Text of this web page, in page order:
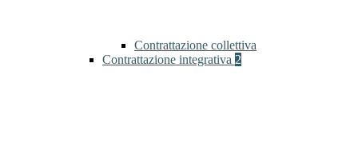
Contrattazione collettiva
Contrattazione integrativa 2